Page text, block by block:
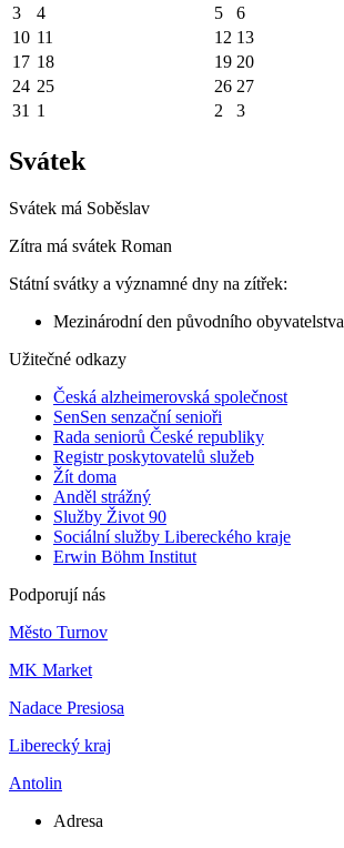
3 4 5 6
10 11 12 13
17 18 19 20
24 25 26 27
31 1 2 3
Svátek
Svátek má Soběslav
Zítra má svátek Roman
Státní svátky a významné dny na zítřek:
Mezinárodní den původního obyvatelstva
Užitečné odkazy
Česká alzheimerovská společnost
SenSen senzační senioři
Rada seniorů České republiky
Registr poskytovatelů služeb
Žít doma
Anděl strážný
Služby Život 90
Sociální služby Libereckého kraje
Erwin Böhm Institut
Podporují nás
Město Turnov
MK Market
Nadace Presiosa
Liberecký kraj
Antolin
Adresa